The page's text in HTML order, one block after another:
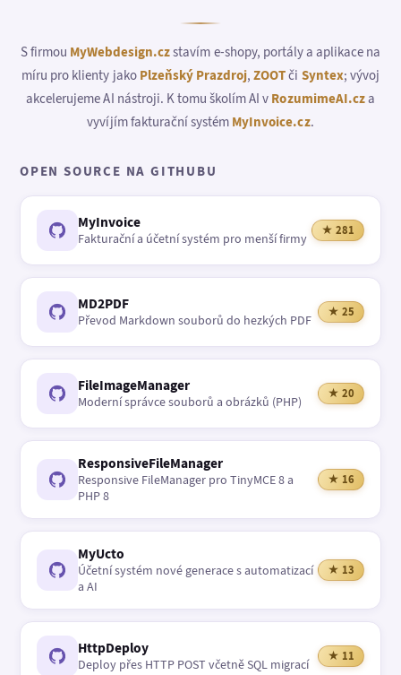
S firmou MyWebdesign.czstavím e-shopy, portály a aplikace na
míru pro klienty jako Plzeňský Prazdroj,ZOOTči Syntex; vývoj
akcelerujeme AI nástroji. K tomu školím AI v RozumimeAI.cza
vyvíjím fakturační systém MyInvoice.cz.
OPEN SOURCE NA GITHUBU
MyInvoice
Fakturační a účetní systém pro menší firmy
★ 281
MD2PDF
Převod Markdown souborů do hezkých PDF
★ 25
FileImageManager
Moderní správce souborů a obrázků (PHP)
★ 20
ResponsiveFileManager
Responsive FileManager pro TinyMCE 8 a
PHP 8
★ 16
MyUcto
Účetní systém nové generace s automatizací
a AI
★ 13
HttpDeploy
Deploy přes HTTP POST včetně SQL migrací
★ 11